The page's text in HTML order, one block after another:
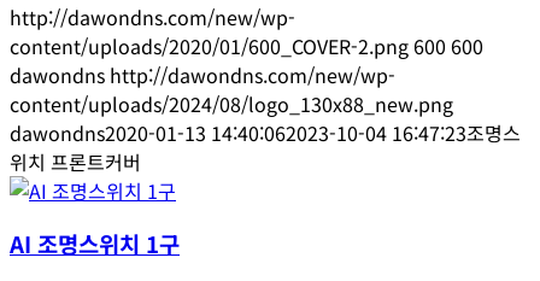
http://dawondns.com/new/wp-
content/uploads/2020/01/600_COVER-2.png600 600
dawondns http://dawondns.com/new/wp-
content/uploads/2024/08/logo_130x88_new.png
dawondns2020-01-13 14:40:062023-10-04 16:47:23조명스
위치 프론트커버
AI 조명스위치 1구